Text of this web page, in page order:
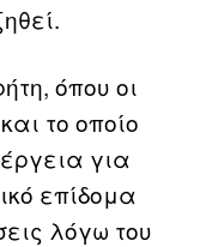
όπου οι
το οποίο
για
επίδομα
λόγω του